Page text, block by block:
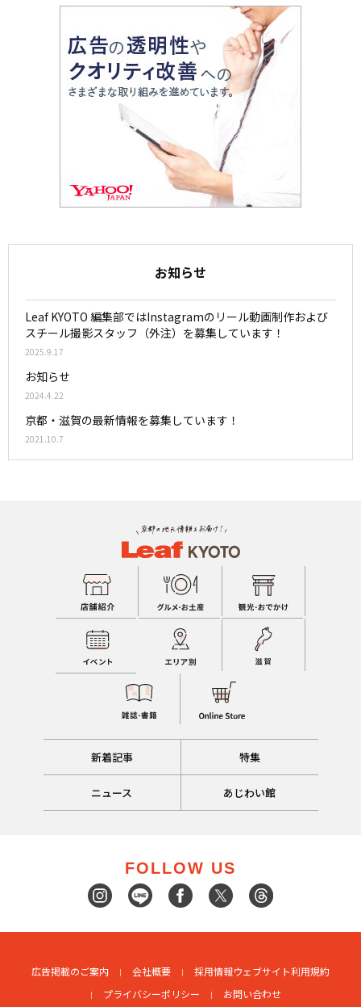
お知らせ
Leaf KYOTO 編集部ではInstagramのリール動画制作および
スチール撮影スタッフ（外注）を募集しています！
2025.9.17
お知らせ
2024.4.22
京都・滋賀の最新情報を募集しています！
2021.10.7
新着記事 特集
ニュース あじわい館
FOLLOW US
広告掲載のご案内 会社概要 採用情報ウェブサイト利用規約
プライバシーポリシー
お問い合わせ